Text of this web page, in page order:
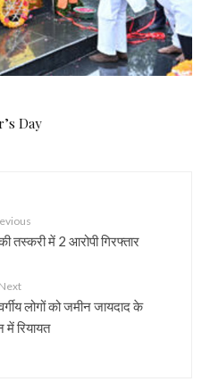
Day
तस्करी में 2 आरोपी गिरफ्तार
Next
लोगों को जमीन जायदाद के
में रियायत